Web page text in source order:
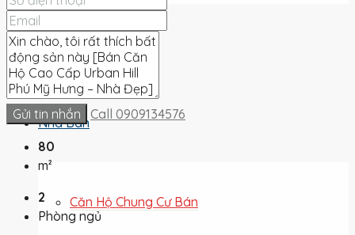
Cho Thuê
Nhà Bán
Căn Hộ Chung Cư Bán
Gửi tin nhắn Call 0909134576
80
m²
2
Phòng ngủ